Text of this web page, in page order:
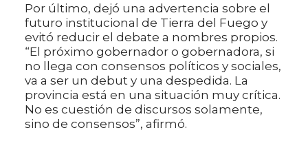
Por último, dejó una advertencia sobre el
futuro institucional de Tierra del Fuego y
evitó reducir el debate a nombres propios.
“El próximo gobernador o gobernadora, si
no llega con consensos políticos y sociales,
va a ser un debut y una despedida. La
provincia está en una situación muy crítica.
No es cuestión de discursos solamente,
sino de consensos”, afirmó.